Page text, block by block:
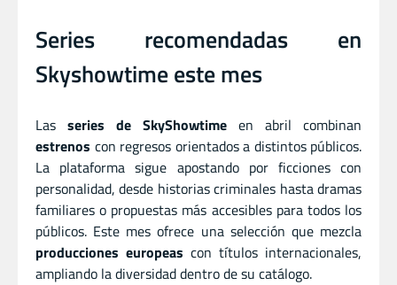
Series recomendadas en
Skyshowtime este mes
Las series de SkyShowtime en abril combinan
estrenos con regresos orientados a distintos públicos.
La plataforma sigue apostando por ficciones con
personalidad, desde historias criminales hasta dramas
familiares o propuestas más accesibles para todos los
públicos. Este mes ofrece una selección que mezcla
producciones europeas con títulos internacionales,
ampliando la diversidad dentro de su catálogo.